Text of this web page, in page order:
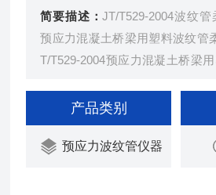
简要描述：JT/T529-2004波纹
预应力混凝土桥梁用塑料波纹管
T/T529-2004预应力混凝土桥梁
60mm、Φ75mm、Φ90mm、
m、Φ130mm。瑞中亚试验仪器
产品类别
预应力波纹管仪器